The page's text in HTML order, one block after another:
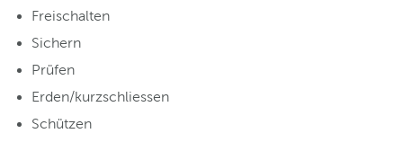
Freischalten
Sichern
Prüfen
Erden/kurzschliessen
Schützen